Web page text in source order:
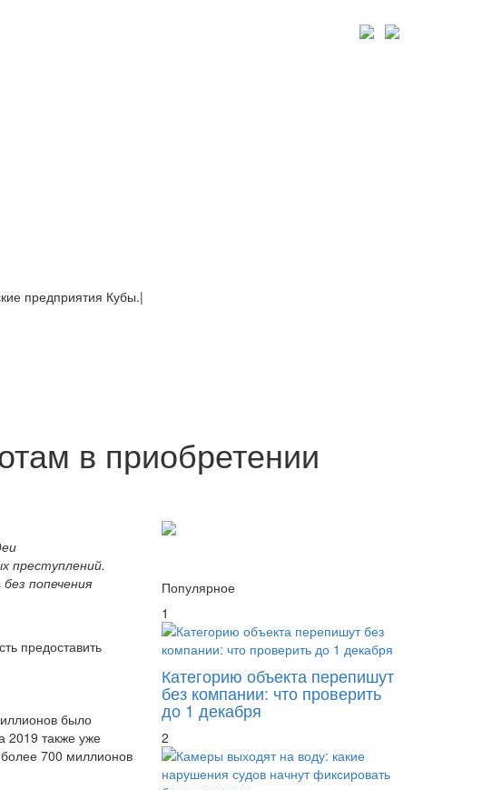
предприятия Кубы.|
в приобретении
преступлений.
попечения
предоставить
было
2019 также уже
700 миллионов
Популярное
1
Категорию объекта перепишут
без компании: что проверить
до 1 декабря
2